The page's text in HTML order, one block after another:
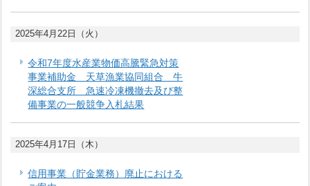
2025年4月22日（火）
令和7年度水産業物価高騰緊急対策
事業補助金 天草漁業協同組合 牛
深総合支所 急速冷凍機撤去及び整
備事業の一般競争入札結果
2025年4月17日（木）
信用事業（貯金業務）廃止における